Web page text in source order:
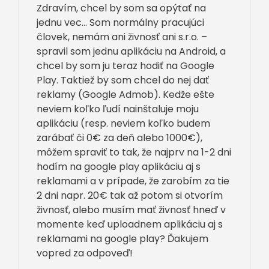
Zdravím, chcel by som sa opýtať na
jednu vec… Som normálny pracujúci
človek, nemám ani živnosť ani s.r.o. –
spravil som jednu aplikáciu na Android, a
chcel by som ju teraz hodiť na Google
Play. Taktiež by som chcel do nej dať
reklamy (Google Admob). Kedže ešte
neviem koľko ľudí nainštaluje moju
aplikáciu (resp. neviem koľko budem
zarábať či 0€ za deň alebo 1000€),
môžem spraviť to tak, že najprv na 1-2 dni
hodím na google play aplikáciu aj s
reklamami a v prípade, že zarobím za tie
2 dni napr. 20€ tak až potom si otvorím
živnosť, alebo musím mať živnosť hneď v
momente keď uploadnem aplikáciu aj s
reklamami na google play? Ďakujem
vopred za odpoveď!